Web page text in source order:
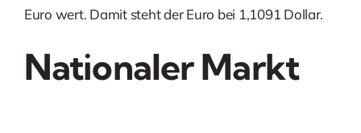
Euro wert. Damit steht der Euro bei 1,1091 Dollar.
Nationaler Markt